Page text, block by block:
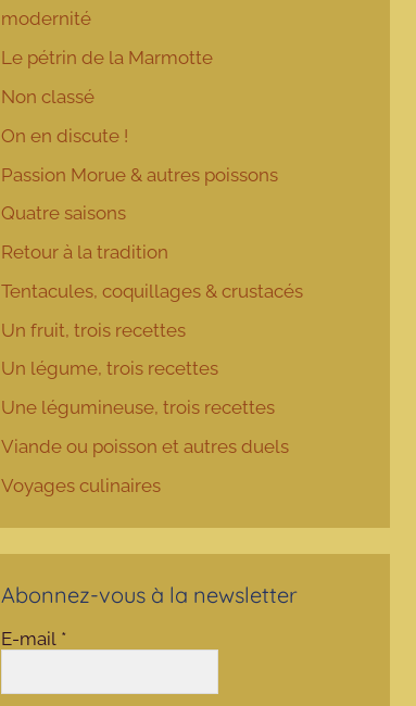
modernité
Le pétrin de la Marmotte
Non classé
On en discute !
Passion Morue & autres poissons
Quatre saisons
Retour à la tradition
Tentacules, coquillages & crustacés
Un fruit, trois recettes
Un légume, trois recettes
Une légumineuse, trois recettes
Viande ou poisson et autres duels
Voyages culinaires
Abonnez-vous à la newsletter
E-mail *